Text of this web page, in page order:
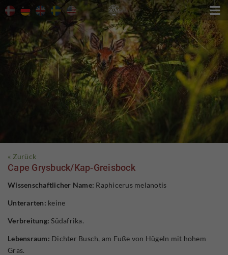

« Zurück
Cape Grysbuck/Kap-Greisbock
Wissenschaftlicher Name: Raphicerus melanotis
Unterarten: keine
Verbreitung: Südafrika.
Lebensraum: Dichter Busch, am Fuße von Hügeln mit hohem
Gras.